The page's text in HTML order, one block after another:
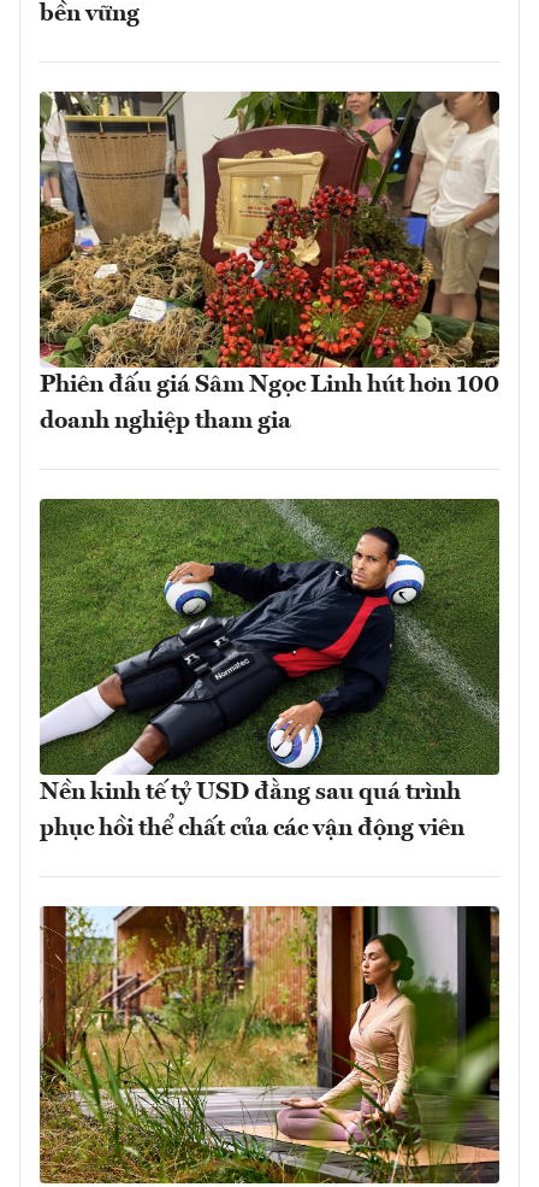
bền vững
Phiên đấu giá Sâm Ngọc Linh hút hơn 100
doanh nghiệp tham gia
Nền kinh tế tỷ USD đằng sau quá trình
phục hồi thể chất của các vận động viên